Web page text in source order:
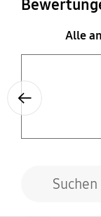
Lage der
Alle